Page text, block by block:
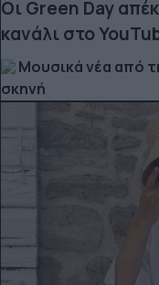
Οι Green Day
κανάλι στο
Μουσικά νέα από
σκηνή